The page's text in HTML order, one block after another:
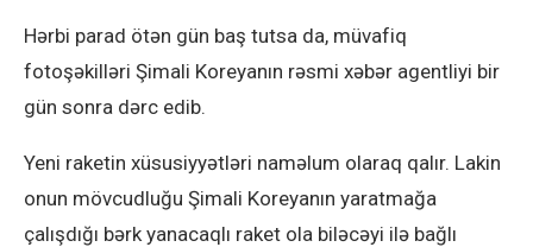
Hərbi parad ötən gün baş tutsa da, müvafiq
fotoşəkilləri Şimali Koreyanın rəsmi xəbər agentliyi bir
gün sonra dərc edib.
Yeni raketin xüsusiyyətləri naməlum olaraq qalır. Lakin
onun mövcudluğu Şimali Koreyanın yaratmağa
çalışdığı bərk yanacaqlı raket ola biləcəyi ilə bağlı